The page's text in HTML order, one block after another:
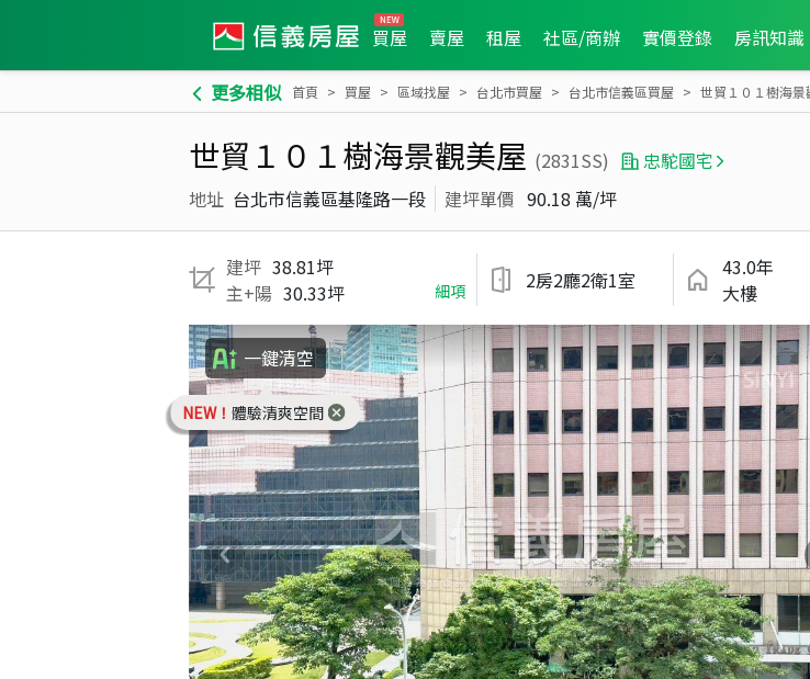
買屋 賣屋 租屋 社區/商辦 實價登錄 房訊知識
更多相似 首頁 買屋 區域找屋 台北市買屋 台北市信義區買屋 世貿１０１樹海景
世貿１０１樹海景觀美屋 (2831SS)
忠駝國宅
地址 台北市信義區基隆路一段 建坪單價 90.18 萬/坪
建坪 38.81坪
主+陽 30.33坪 細項 2房2廳2衛1室
43.0年
大樓
一鍵清空
NEW！ 體驗清爽空間